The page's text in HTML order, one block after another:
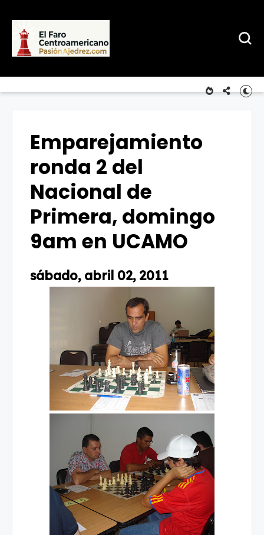
Emparejamiento
ronda 2 del
Nacional de
Primera, domingo
9am en UCAMO
sábado, abril 02, 2011